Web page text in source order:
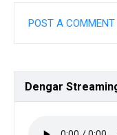
POST A COMMENT
Dengar